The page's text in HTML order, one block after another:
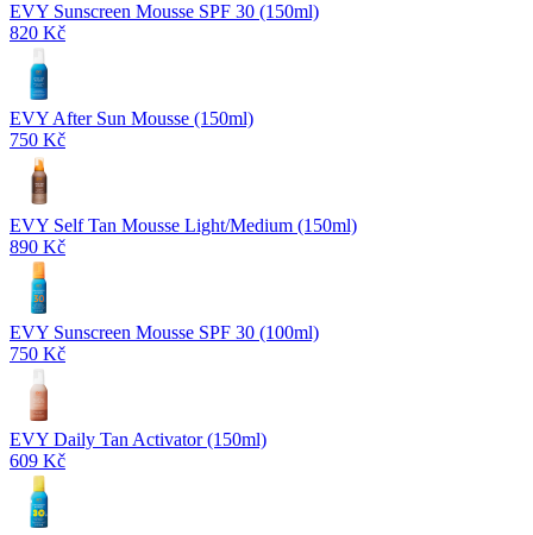
EVY Sunscreen Mousse SPF 30 (150ml)
820 Kč
EVY After Sun Mousse (150ml)
750 Kč
EVY Self Tan Mousse Light/Medium (150ml)
890 Kč
EVY Sunscreen Mousse SPF 30 (100ml)
750 Kč
EVY Daily Tan Activator (150ml)
609 Kč